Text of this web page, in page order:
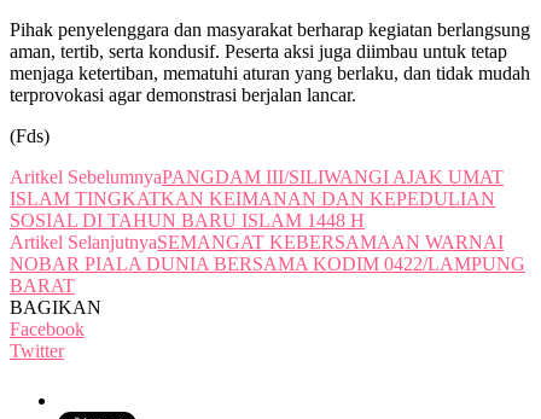
Pihak penyelenggara dan masyarakat berharap kegiatan berlangsung
aman, tertib, serta kondusif. Peserta aksi juga diimbau untuk tetap
menjaga ketertiban, mematuhi aturan yang berlaku, dan tidak mudah
terprovokasi agar demonstrasi berjalan lancar.
(Fds)
Aritkel SebelumnyaPANGDAM III/SILIWANGI AJAK UMAT
ISLAM TINGKATKAN KEIMANAN DAN KEPEDULIAN
SOSIAL DI TAHUN BARU ISLAM 1448 H
Artikel SelanjutnyaSEMANGAT KEBERSAMAAN WARNAI
NOBAR PIALA DUNIA BERSAMA KODIM 0422/LAMPUNG
BARAT
BAGIKAN
Facebook
Twitter